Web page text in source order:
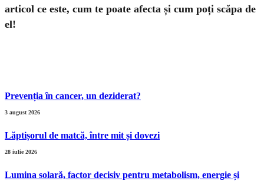
articol ce este, cum te poate afecta și cum poți scăpa de
el!
Prevenția ȋn cancer, un deziderat?
3 august 2026
Lăptișorul de matcă, între mit și dovezi
28 iulie 2026
Lumina solară, factor decisiv pentru metabolism, energie și